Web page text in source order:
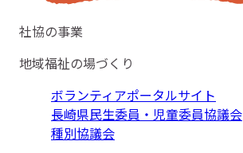
社協の事業
地域福祉の場づくり
ボランティアポータルサイト
長崎県民生委員・児童委員協議会
種別協議会